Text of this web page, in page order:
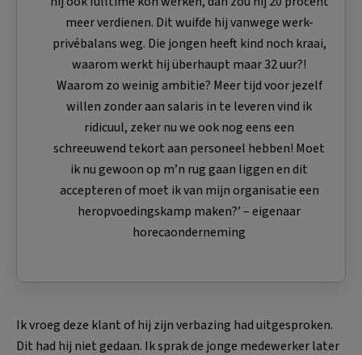
meer verdienen. Dit wuifde hij vanwege werk-
privébalans weg. Die jongen heeft kind noch kraai,
waarom werkt hij überhaupt maar 32 uur?!
Waarom zo weinig ambitie? Meer tijd voor jezelf
willen zonder aan salaris in te leveren vind ik
ridicuul, zeker nu we ook nog eens een
schreeuwend tekort aan personeel hebben! Moet
ik nu gewoon op m’n rug gaan liggen en dit
accepteren of moet ik van mijn organisatie een
heropvoedingskamp maken?’ – eigenaar
horecaonderneming
Ik vroeg deze klant of hij zijn verbazing had uitgesproken.
Dit had hij niet gedaan. Ik sprak de jonge medewerker later